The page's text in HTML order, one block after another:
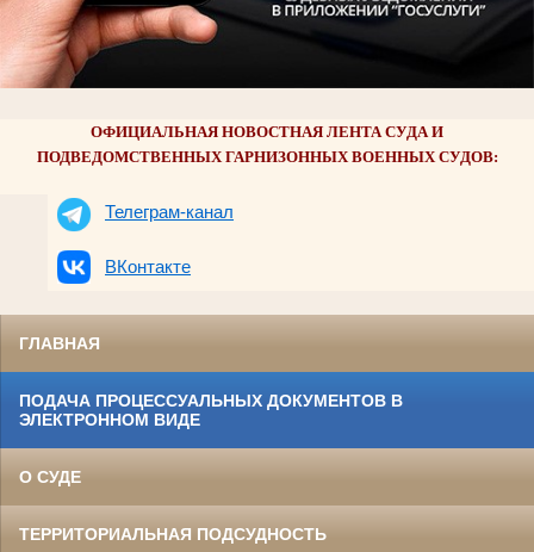
ОФИЦИАЛЬНАЯ НОВОСТНАЯ ЛЕНТА СУДА И
ПОДВЕДОМСТВЕННЫХ ГАРНИЗОННЫХ ВОЕННЫХ СУДОВ:
Телеграм-канал
ВКонтакте
ГЛАВНАЯ
ПОДАЧА ПРОЦЕССУАЛЬНЫХ ДОКУМЕНТОВ В
ЭЛЕКТРОННОМ ВИДЕ
О СУДЕ
ТЕРРИТОРИАЛЬНАЯ ПОДСУДНОСТЬ